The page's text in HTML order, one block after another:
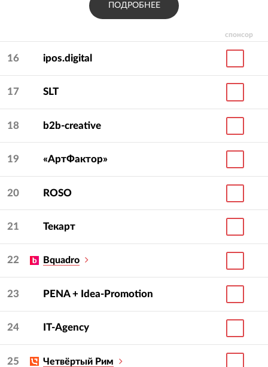
спонсор
ПОДРОБНЕЕ
16 ipos.digital
17 SLT
18 b2b-creative
19 «АртФактор»
20 ROSO
21 Текарт
22 Bquadro
23 PENA + Idea-Promotion
24 IT-Agency
25 Четвёртый Рим